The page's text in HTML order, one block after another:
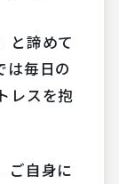
と諦めて
は毎日の
レスを抱
ご自身に